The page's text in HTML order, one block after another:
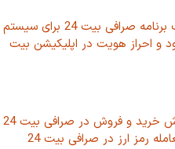
نصب برنامه صرافی بیت 24 برای سیستم
و احراز هویت در اپلیکیشن بیت
آموزش خرید و فروش در صرافی بیت 24
رمز ارز در صرافی بیت 24